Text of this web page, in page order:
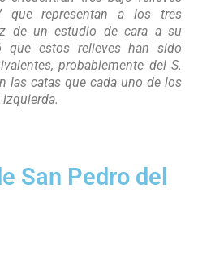
que representan a los tres
de un estudio de cara a su
que estos relieves han sido
probablemente del S.
las catas que cada uno de los
San Pedro del